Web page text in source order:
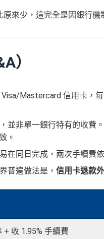
來少，這完全是因銀行機
）
Mastercard 信用卡，
並非單一銀行特有的收費
。
在同日完成，兩次手續費
普遍做法是， 信用卡退款
收 1.95% 手續費